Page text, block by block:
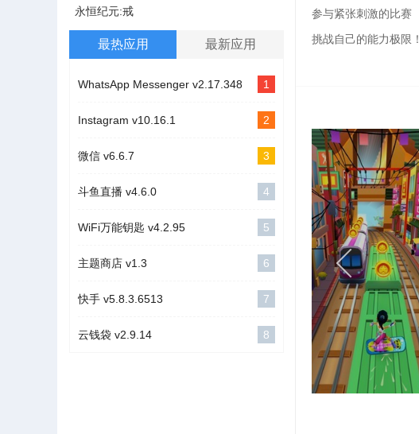
永恒纪元:戒
最热应用 最新应用
1
WhatsApp Messenger v2.17.348
2
Instagram v10.16.1
3
微信 v6.6.7
4
斗鱼直播 v4.6.0
5
WiFi万能钥匙 v4.2.95
6
主题商店 v1.3
7
快手 v5.8.3.6513
8
云钱袋 v2.9.14
参与紧张刺激的比赛
挑战自己的能力极限！